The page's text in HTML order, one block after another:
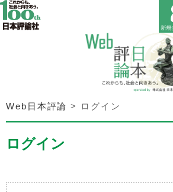
Web日本評論 > ログイン
ログイン